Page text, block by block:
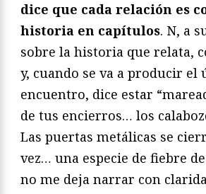
dice que cada relación es
historia en capítulos. N, a
sobre la historia que relata,
y, cuando se va a producir el
encuentro, dice estar
de tus encierros… los
Las puertas metálicas se
vez… una especie de fiebre
no me deja narrar con